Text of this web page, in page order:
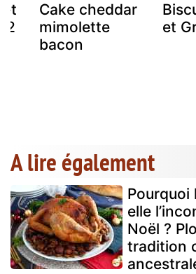
2
Cake cheddar
mimolette
bacon
et
A lire également
Pourquoi
elle
Noël ?
tradition